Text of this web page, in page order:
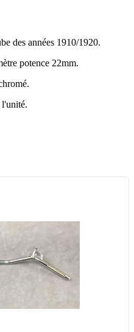
des années 1910/1920.
potence 22mm.
l'unité.